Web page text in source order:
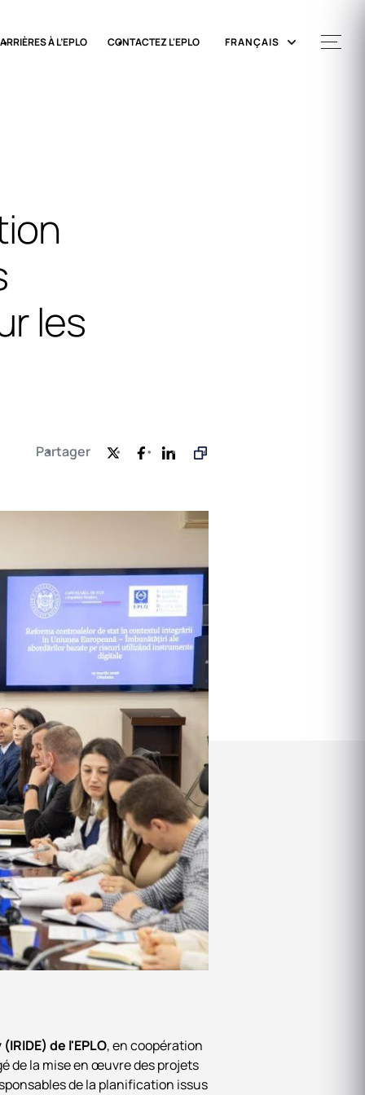
À L’EPLO CONTACTEZ L'EPLO FRANÇAIS
les
Partager
de l'EPLO, en coopération
de la mise en œuvre des projets
de la planification issus